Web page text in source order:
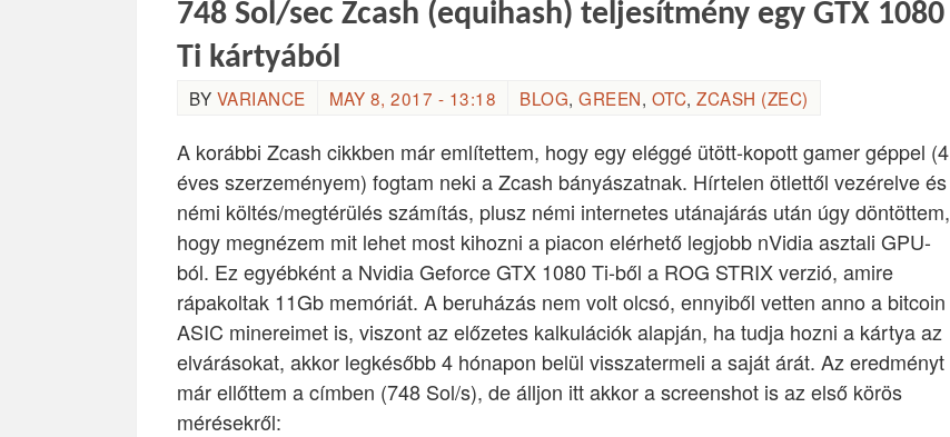
748 Sol/sec Zcash (equihash) teljesítmény egy GTX 1080
Ti kártyából
BY VARIANCE MAY 8, 2017 - 13:18 BLOG, GREEN, OTC, ZCASH (ZEC)
A korábbi Zcash cikkben már említettem, hogy egy eléggé ütött-kopott gamer géppel (4
éves szerzeményem) fogtam neki a Zcash bányászatnak. Hírtelen ötlettől vezérelve és
némi költés/megtérülés számítás, plusz némi internetes utánajárás után úgy döntöttem,
hogy megnézem mit lehet most kihozni a piacon elérhető legjobb nVidia asztali GPU-
ból. Ez egyébként a Nvidia Geforce GTX 1080 Ti-ből a ROG STRIX verzió, amire
rápakoltak 11Gb memóriát. A beruházás nem volt olcsó, ennyiből vetten anno a bitcoin
ASIC minereimet is, viszont az előzetes kalkulációk alapján, ha tudja hozni a kártya az
elvárásokat, akkor legkésőbb 4 hónapon belül visszatermeli a saját árát. Az eredményt
már ellőttem a címben (748 Sol/s), de álljon itt akkor a screenshot is az első körös
mérésekről: